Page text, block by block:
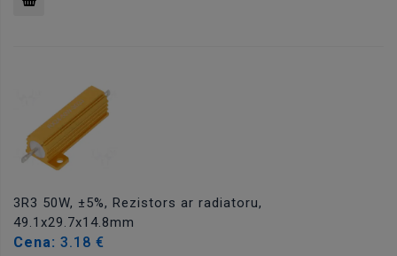
3R3 50W, ±5%, Rezistors ar radiatoru,
49.1x29.7x14.8mm
Cena: 3.18 €